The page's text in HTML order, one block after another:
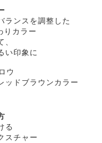
ランスを調整した
りカラー
い印象に
ウ
ッドブラウンカラー
る
スチャー